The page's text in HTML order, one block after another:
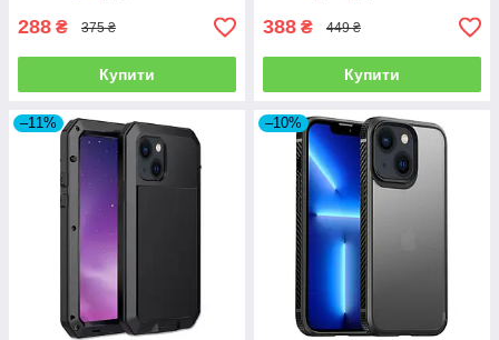
288 ₴ 375 ₴
Купити
388 ₴ 449 ₴
Купити
–11% –10%